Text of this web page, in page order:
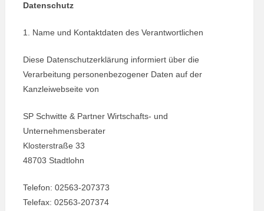
Datenschutz
1. Name und Kontaktdaten des Verantwortlichen
Diese Datenschutzerklärung informiert über die
Verarbeitung personenbezogener Daten auf der
Kanzleiwebseite von
SP Schwitte & Partner Wirtschafts- und
Unternehmensberater
Klosterstraße 33
48703 Stadtlohn
Telefon: 02563-207373
Telefax: 02563-207374